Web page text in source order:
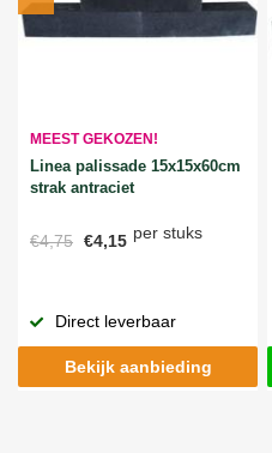
MEEST GEKOZEN!
Linea palissade 15x15x60cm
strak antraciet
€4,75 €4,15 per stuks
Direct leverbaar
Bekijk aanbieding